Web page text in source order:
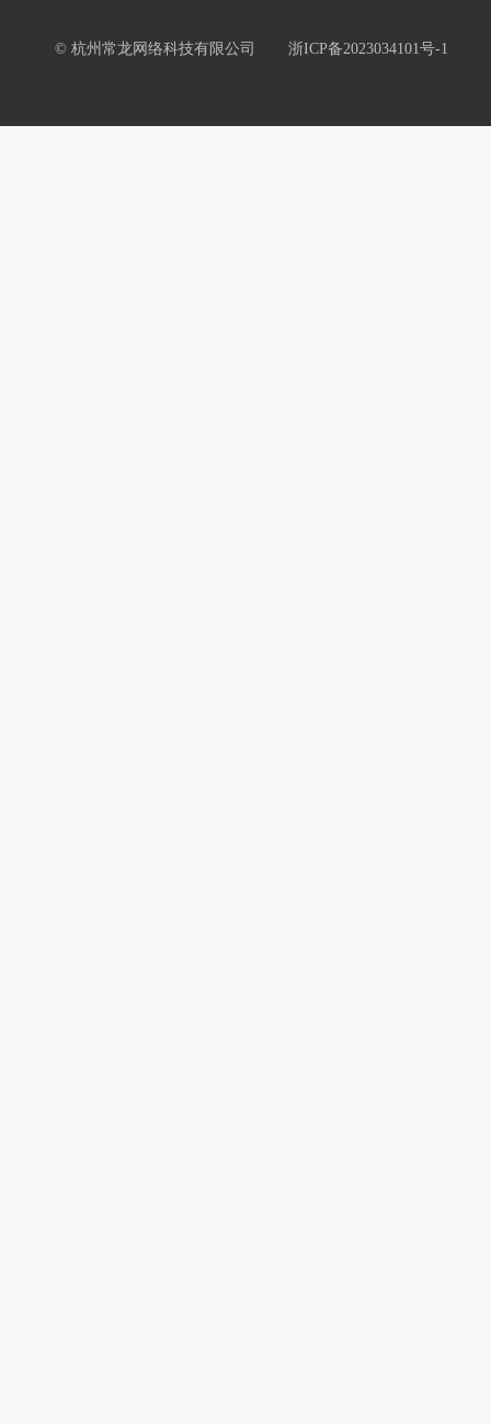
© 杭州常龙网络科技有限公司 浙ICP备2023034101号-1